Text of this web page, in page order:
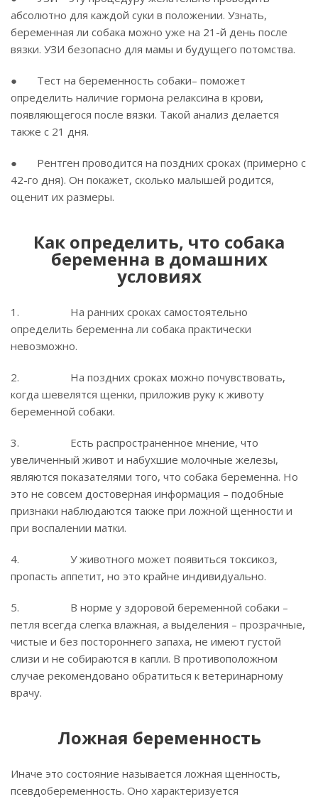
абсолютно для каждой суки в положении. Узнать,
беременная ли собака можно уже на 21-й день после
вязки. УЗИ безопасно для мамы и будущего потомства.
● Тест на беременность собаки– поможет
определить наличие гормона релаксина в крови,
появляющегося после вязки. Такой анализ делается
также с 21 дня.
● Рентген проводится на поздних сроках (примерно с
42-го дня). Он покажет, сколько малышей родится,
оценит их размеры.
Как определить, что собака
беременна в домашних
условиях
1. На ранних сроках самостоятельно
определить беременна ли собака практически
невозможно.
2. На поздних сроках можно почувствовать,
когда шевелятся щенки, приложив руку к животу
беременной собаки.
3. Есть распространенное мнение, что
увеличенный живот и набухшие молочные железы,
являются показателями того, что собака беременна. Но
это не совсем достоверная информация – подобные
признаки наблюдаются также при ложной щенности и
при воспалении матки.
4. У животного может появиться токсикоз,
пропасть аппетит, но это крайне индивидуально.
5. В норме у здоровой беременной собаки –
петля всегда слегка влажная, а выделения – прозрачные,
чистые и без постороннего запаха, не имеют густой
слизи и не собираются в капли. В противоположном
случае рекомендовано обратиться к ветеринарному
врачу.
Ложная беременность
Иначе это состояние называется ложная щенность,
псевдобеременность. Оно характеризуется